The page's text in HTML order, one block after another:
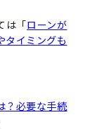
は「ローンが
タイミングも
？必要な手続